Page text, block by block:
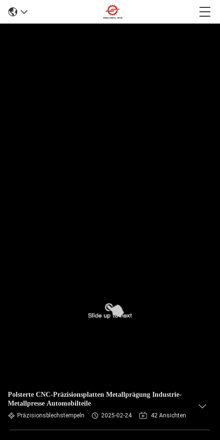
Polsterte CNC-Präzisionsplatten Metallprägung Industrie-
Metallpresse Automobilteile
Präzisionsblechstempeln 2025-02-24 42 Ansichten